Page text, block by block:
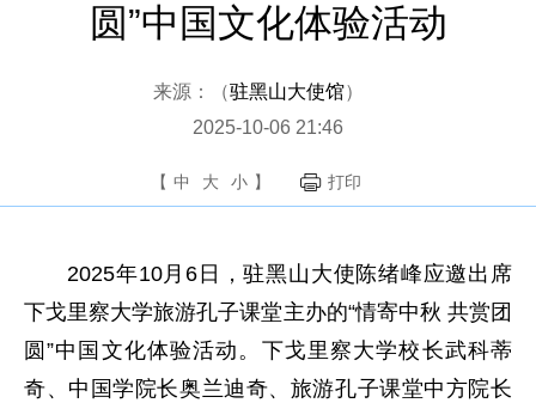
圆”中国文化体验活动
来源：（驻黑山大使馆）
2025-10-06 21:46
【 中 大 小 】 打印
2025年10月6日，驻黑山大使陈绪峰应邀出席
下戈里察大学旅游孔子课堂主办的“情寄中秋 共赏团
圆”中国文化体验活动。下戈里察大学校长武科蒂
奇、中国学院长奥兰迪奇、旅游孔子课堂中方院长